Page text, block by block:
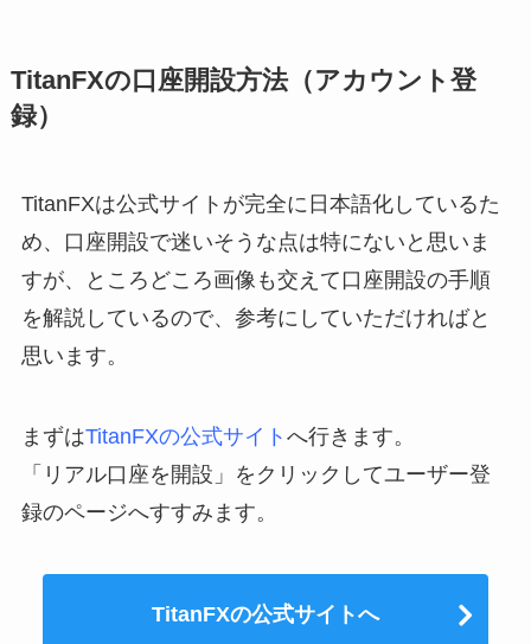
TitanFXの口座開設方法（アカウント登
録）
TitanFXは公式サイトが完全に日本語化しているた
め、口座開設で迷いそうな点は特にないと思いま
すが、ところどころ画像も交えて口座開設の手順
を解説しているので、参考にしていただければと
思います。
まずはTitanFXの公式サイト へ行きます。
「リアル口座を開設」をクリックしてユーザー登
録のページへすすみます。
TitanFXの公式サイトへ